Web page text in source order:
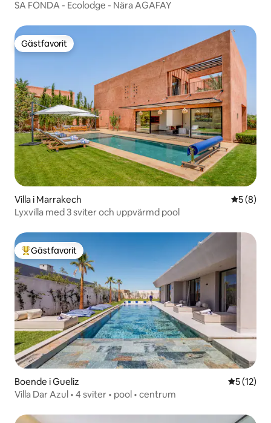
SA FONDA - Ecolodge - Nära AGAFAY
Gästfavorit
Gästfavorit
Villa i Marrakech 5 av 5 i
5 (8)
Lyxvilla med 3 sviter och uppvärmd pool
Populär gästfavorit
Gästfavorit
Boende i Gueliz 5 av 5 i
5 (12)
Villa Dar Azul • 4 sviter • pool • centrum